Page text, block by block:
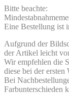
Bitte beachte:
Eine Bestellung ist
Aufgrund der
der Artikel leicht
Wir empfehlen die
diese bei der ersten
Bei
Farbunterschieden